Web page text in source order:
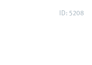
ID: 5208